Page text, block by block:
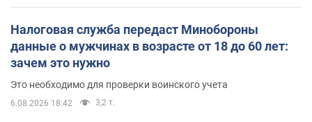
Налоговая служба передаст Минобороны
данные о мужчинах в возрасте от 18 до 60 лет:
зачем это нужно
Это необходимо для проверки воинского учета
6.08.2026 18:42 3,2 т.